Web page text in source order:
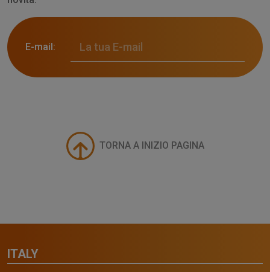
E-mail:
TORNA A INIZIO PAGINA
ITALY